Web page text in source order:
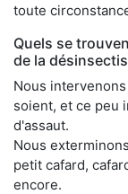
toute
Quels se
de la
Nous
soient, et ce peu
d'assaut.
Nous
petit cafard,
encore.